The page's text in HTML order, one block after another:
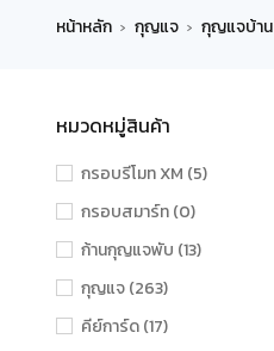
หน้าหลัก › กุญแจ › กุญแจบ้าน
หมวดหมู่สินค้า
กรอบรีโมท XM (5)
กรอบสมาร์ท (0)
ก้านกุญแจพับ (13)
กุญแจ (263)
คีย์การ์ด (17)